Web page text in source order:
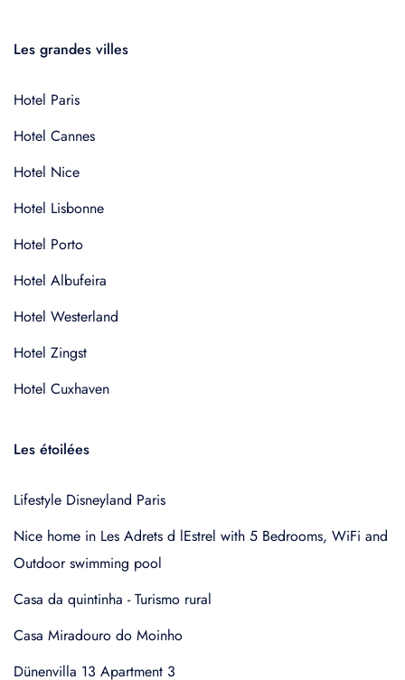
Les grandes villes
Hotel Paris
Hotel Cannes
Hotel Nice
Hotel Lisbonne
Hotel Porto
Hotel Albufeira
Hotel Westerland
Hotel Zingst
Hotel Cuxhaven
Les étoilées
Lifestyle Disneyland Paris
Nice home in Les Adrets d lEstrel with 5 Bedrooms, WiFi and
Outdoor swimming pool
Casa da quintinha - Turismo rural
Casa Miradouro do Moinho
Dünenvilla 13 Apartment 3